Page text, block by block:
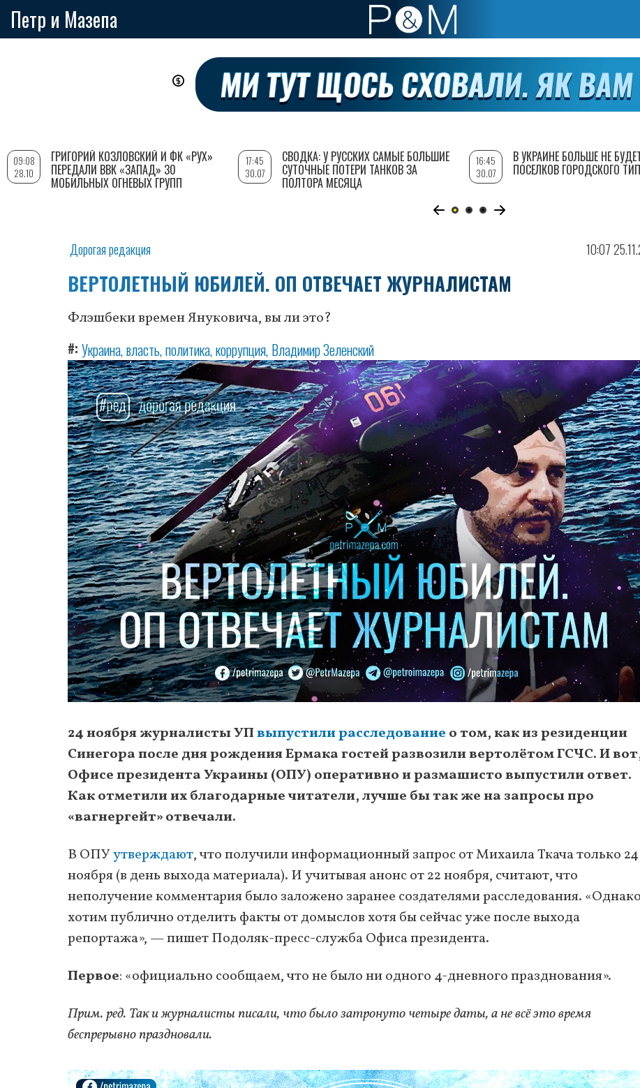
Петр и Мазепа
Дорогая редакция 10:07
ВЕРТОЛЕТНЫЙ ЮБИЛЕЙ. ОП ОТВЕЧАЕТ ЖУРНАЛИСТАМ
Флэшбеки времен Януковича, вы ли это?
# Украина власть политика коррупция Владимир Зеленский
24 ноября журналисты УПвыпустили расследование о том, как из резиденции
Синегора после дня рождения Ермака гостей развозили вертолётом ГСЧС. И
Офисе президента Украины (ОПУ) оперативно и размашисто выпустили ответ.
Как отметили их благодарные читатели, лучше бы так же на запросы про
«вагнергейт» отвечали.
В ОПУутверждают, что получили информационный запрос от Михаила Ткача только 24
ноября (в день выхода материала). И учитывая анонс от 22 ноября, считают, что
неполучение комментария было заложено заранее создателями расследования. «Однако
хотим публично отделить факты от домыслов хотя бы сейчас уже после выхода
репортажа», — пишет Подоляк-пресс-служба Офиса президента.
Первое: «официально сообщаем, что не было ни одного 4-дневного празднования».
Прим. ред. Так и журналисты писали, что было затронуто четыре даты, а не всё это время
беспрерывно праздновали.
09:08
28.10
ГРИГОРИЙ КОЗЛОВСКИЙ И ФК «РУХ»
ПЕРЕДАЛИ ВВК «ЗАПАД» 30
МОБИЛЬНЫХ ОГНЕВЫХ ГРУПП
17:45
30.07
СВОДКА: У РУССКИХ САМЫЕ БОЛЬШИЕ
СУТОЧНЫЕ ПОТЕРИ ТАНКОВ ЗА
ПОЛТОРА МЕСЯЦА
16:45
30.07
В УКРАИНЕ БОЛЬШЕ НЕ
ПОСЕЛКОВ ГОРОДСКОГО